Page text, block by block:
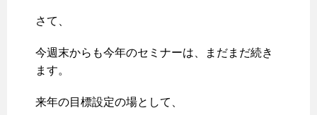
さて、
今週末からも今年のセミナーは、まだまだ続き
ます。
来年の目標設定の場として、